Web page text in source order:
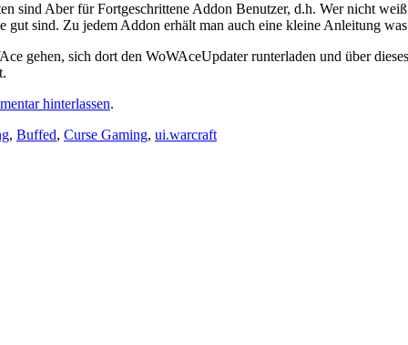
sind Aber für Fortgeschrittene Addon Benutzer, d.h. Wer nicht
sind. Zu jedem Addon erhält man auch eine kleine Anleitung
gehen, sich dort den WoWAceUpdater runterladen und über
hinterlassen.
, Buffed, Curse Gaming, ui.warcraft